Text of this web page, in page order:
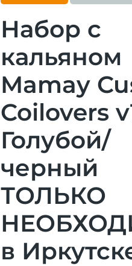
Набор с
кальяном
Mamay
Coilovers
Голубой/
черный
ТОЛЬКО
в